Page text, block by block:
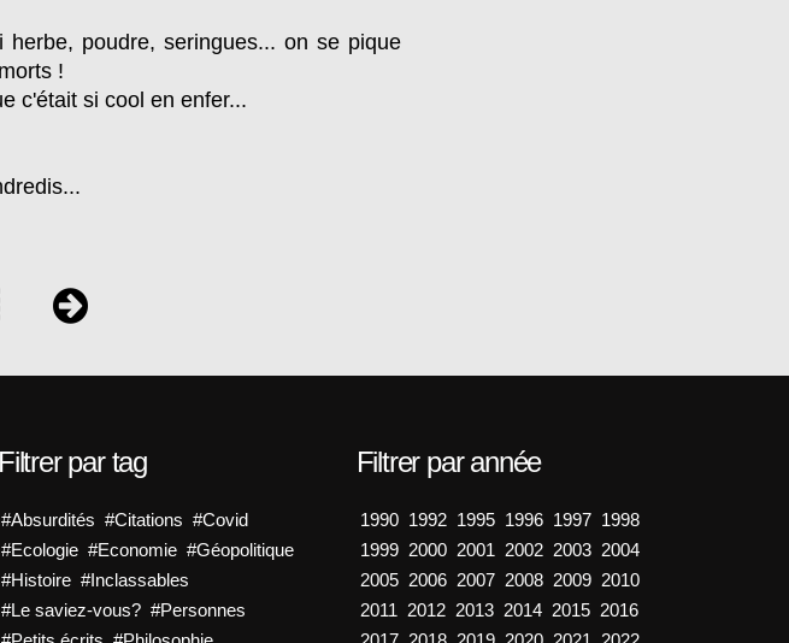
poudre, seringues... on se pique
!
c'était si cool en enfer...
Filtrer par tag
#Absurdités #Citations #Covid
#Ecologie #Economie #Géopolitique
#Histoire #Inclassables
#Le saviez-vous? #Personnes
Filtrer par année
1990 1992 1995 1996 1997 1998
1999 2000 2001 2002 2003 2004
2005 2006 2007 2008 2009 2010
2011 2012 2013 2014 2015 2016